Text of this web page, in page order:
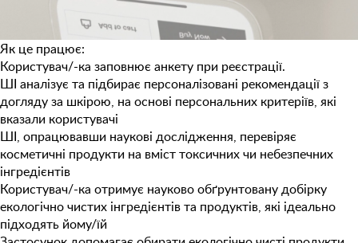
Як це працює:
Користувач/-ка заповнює анкету при реєстрації.
ШІ аналізує та підбирає персоналізовані рекомендації з
догляду за шкірою, на основі персональних критеріїв, які
вказали користувачі
ШІ, опрацювавши наукові дослідження, перевіряє
косметичні продукти на вміст токсичних чи небезпечних
інгредієнтів
Користувач/-ка отримує науково обґрунтовану добірку
екологічно чистих інгредієнтів та продуктів, які ідеально
підходять йому/їй